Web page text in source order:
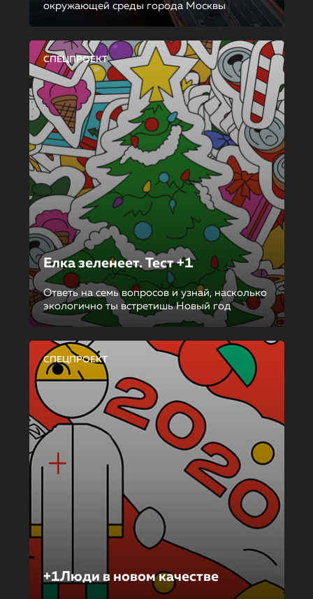
окружающей среды города Москвы
СПЕЦПРОЕКТ
Елка зеленеет. Тест +1
Ответь на семь вопросов и узнай, насколько
экологично ты встретишь Новый год
СПЕЦПРОЕКТ
+1Люди в новом качестве